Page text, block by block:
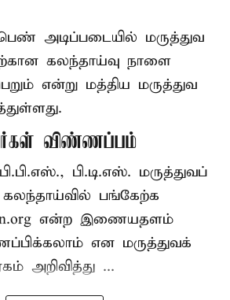
அடிப்படையில் மருத்துவ
கலந்தாய்வு நாளை
என்று மத்திய மருத்துவ
விண்ணப்பம்
பி.டி.எஸ். மருத்துவப்
கலந்தாய்வில் பங்கேற்க
என்ற இணையதளம்
என மருத்துவக்
அறிவித்து ...